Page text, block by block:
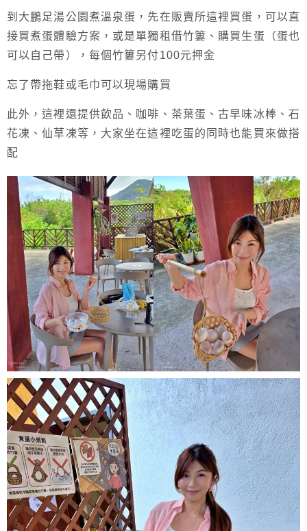
到大鵬足湯公園煮溫泉蛋，先在販賣所這裡買蛋，可以直
接買煮蛋體驗方案，或是單獨租借竹簍、購買生蛋（蛋也
可以自己帶），每個竹簍另付100元押金
忘了帶拖鞋或毛巾可以現場購買
此外，這裡還提供飲品、咖啡、茶葉蛋、古早味冰棒、石
花凍、仙草凍等，大家坐在這裡吃蛋的同時也能買來做搭
配